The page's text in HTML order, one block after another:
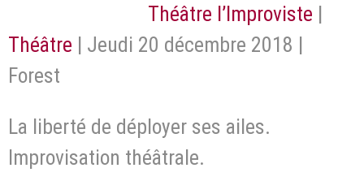
Théâtre l’Improviste |
Théâtre
Forest
La liberté de déployer ses ailes.
Improvisation théâtrale.